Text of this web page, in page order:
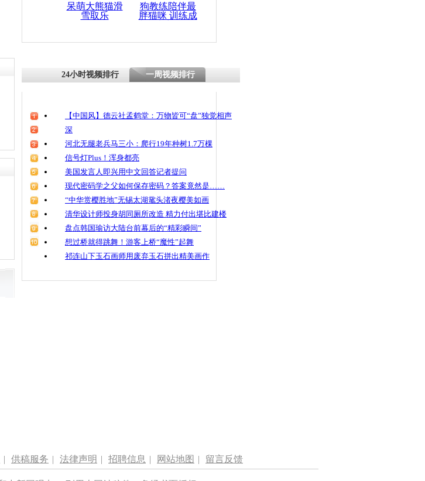
呆萌大熊猫滑
雪取乐
狗教练陪伴最
胖猫咪 训练成
24小时视频排行 一周视频排行
【中国风】德云社孟鹤堂：万物皆可“盘”独觉相声
深
河北无腿老兵马三小：爬行19年种树1.7万棵
信号灯Plus！浑身都亮
美国发言人即兴用中文回答记者提问
现代密码学之父如何保存密码？答案竟然是……
“中华赏樱胜地”无锡太湖鼋头渚夜樱美如画
清华设计师投身胡同厕所改造 精力付出堪比建楼
盘点韩国瑜访大陆台前幕后的“精彩瞬间”
想过桥就得跳舞！游客上桥“魔性”起舞
祁连山下玉石画师用废弃玉石拼出精美画作
| 供稿服务 | 法律声明 | 招聘信息 | 网站地图 | 留言反馈